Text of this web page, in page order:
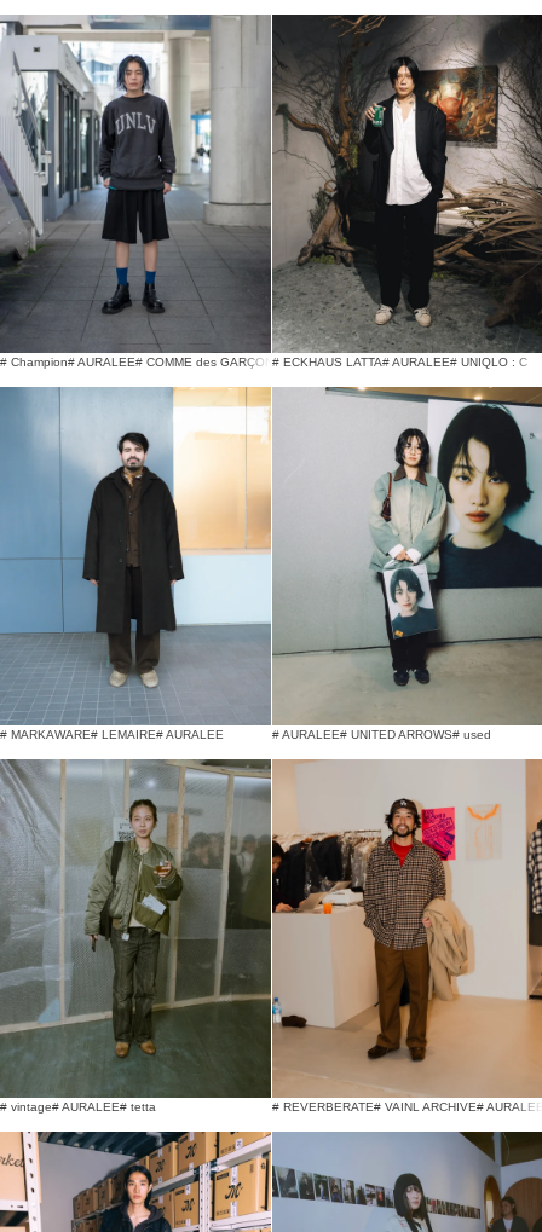
# Champion# AURALEE# COMME des GARÇONS HOMME PLUS
# ECKHAUS LATTA# AURALEE# UNIQLO : C
# MARKAWARE# LEMAIRE# AURALEE # AURALEE# UNITED ARROWS# used
# vintage# AURALEE# tetta # REVERBERATE# VAINL ARCHIVE#